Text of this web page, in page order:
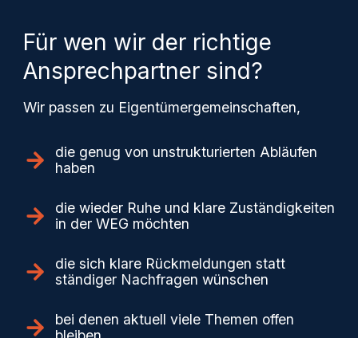
Für wen wir der richtige
Ansprechpartner sind?
Wir passen zu Eigentümergemeinschaften,
die genug von unstrukturierten Abläufen
haben
die wieder Ruhe und klare Zuständigkeiten
in der WEG möchten
die sich klare Rückmeldungen statt
ständiger Nachfragen wünschen
bei denen aktuell viele Themen offen